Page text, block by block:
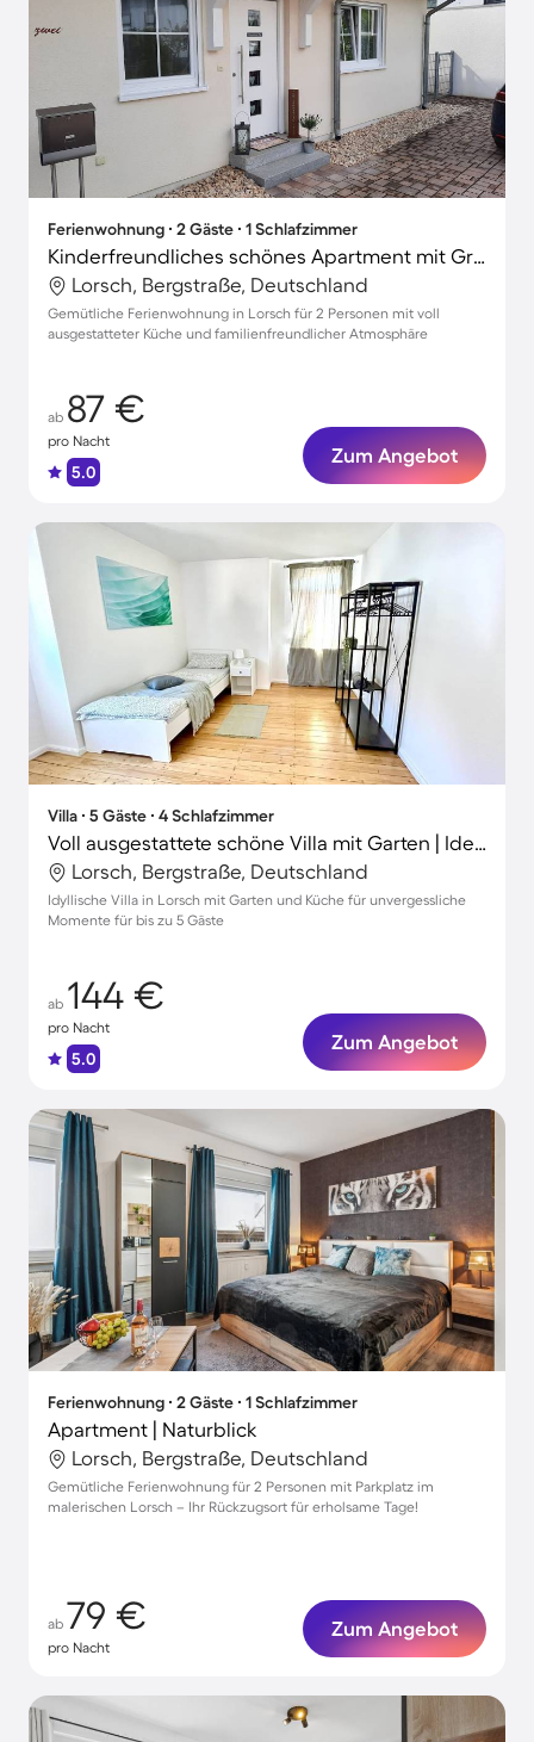
Ferienwohnung ∙ 2 Gäste ∙ 1 Schlafzimmer
Kinderfreundliches schönes Apartment mit Grill und Terrasse
Lorsch, Bergstraße, Deutschland
Gemütliche Ferienwohnung in Lorsch für 2 Personen mit voll
ausgestatteter Küche und familienfreundlicher Atmosphäre
ab 87 €
pro Nacht
5.0
Zum Angebot
Villa ∙ 5 Gäste ∙ 4 Schlafzimmer
Voll ausgestattete schöne Villa mit Garten | Ideal für Homeoffice
Lorsch, Bergstraße, Deutschland
Idyllische Villa in Lorsch mit Garten und Küche für unvergessliche
Momente für bis zu 5 Gäste
ab 144 €
pro Nacht
5.0
Zum Angebot
Ferienwohnung ∙ 2 Gäste ∙ 1 Schlafzimmer
Apartment | Naturblick
Lorsch, Bergstraße, Deutschland
Gemütliche Ferienwohnung für 2 Personen mit Parkplatz im
malerischen Lorsch – Ihr Rückzugsort für erholsame Tage!
ab 79 €
pro Nacht
Zum Angebot